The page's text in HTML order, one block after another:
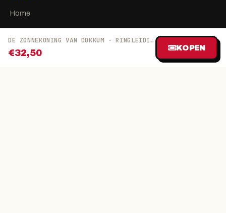
DE ZONNEKONING VAN DOKKUM - RINGLEIDING
€32,50
KOPEN
Home
Tickets kwijt